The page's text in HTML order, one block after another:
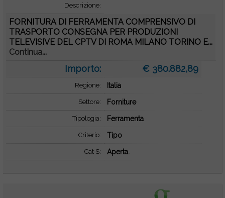
Descrizione:
FORNITURA DI FERRAMENTA COMPRENSIVO DI
TRASPORTO CONSEGNA PER PRODUZIONI
TELEVISIVE DEL CPTV DI ROMA MILANO TORINO E...
Continua...
Importo: € 380.882,89
Regione: Italia
Settore: Forniture
Tipologia: Ferramenta
Criterio: Tipo
Cat S: Aperta.